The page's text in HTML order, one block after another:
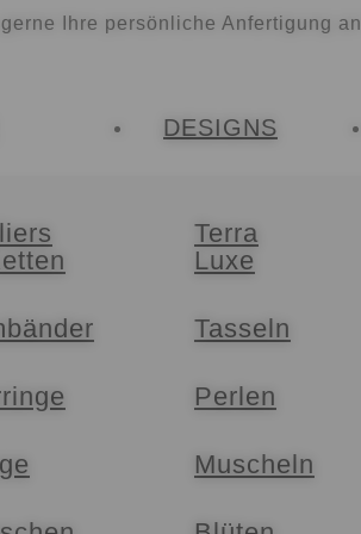
Ihre persönliche Anfertigung an
DESIGNS
Terra
Luxe
Tasseln
Perlen
Muscheln